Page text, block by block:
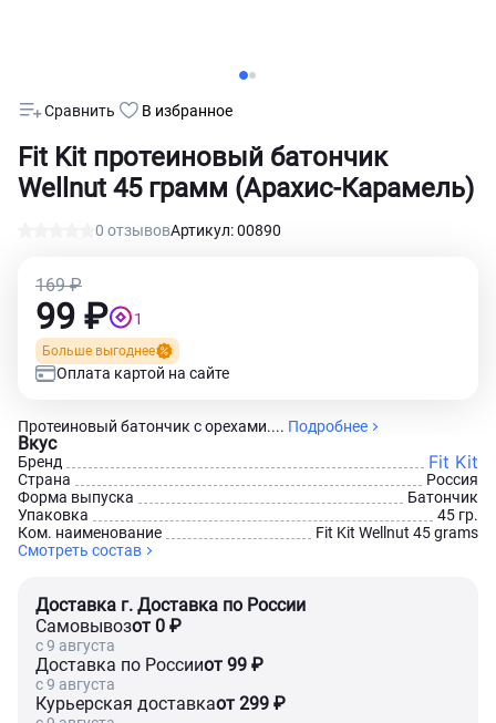
Fit Kit протеиновый батончик
Wellnut 45 грамм (Арахис-Карамель)
0 отзывовАртикул: 00890
Сравнить В избранное
Протеиновый батончик с орехами.... Подробнее
Вкус
Бренд Fit Kit
Страна
Россия
Форма выпуска
Батончик
Упаковка
45 гр.
Ком. наименование
Fit Kit Wellnut 45 grams
Смотреть состав
169 ₽
99 ₽ 1
Больше выгоднее
Оплата картой на сайте
Доставка г. Доставка по России
Самовывозот 0 ₽
c 9 августа
Доставка по Россииот 99 ₽
c 9 августа
Курьерская доставкаот 299 ₽